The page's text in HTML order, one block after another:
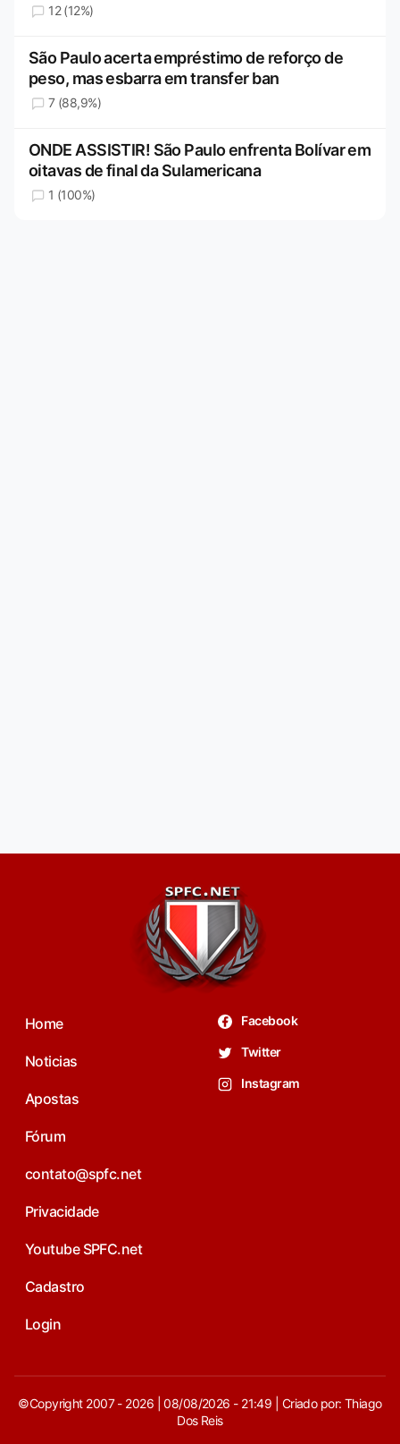
12 (12%)
São Paulo acerta empréstimo de reforço de
peso, mas esbarra em transfer ban
7 (88,9%)
ONDE ASSISTIR! São Paulo enfrenta Bolívar em
oitavas de final da Sulamericana
1 (100%)
Home
Noticias
Apostas
Fórum
contato@spfc.net
Privacidade
Youtube SPFC.net
Cadastro
Login
Facebook
Twitter
Instagram
©Copyright 2007 - 2026 | 08/08/2026 - 21:49 | Criado por: Thiago
Dos Reis